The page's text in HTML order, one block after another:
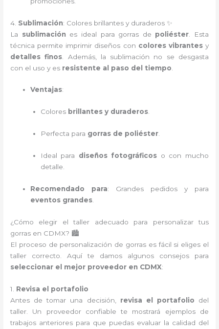
4. Sublimación: Colores brillantes y duraderos ✨
La sublimación es ideal para gorras de poliéster . Esta
técnica permite imprimir diseños con colores vibrantesy
detalles finos . Además, la sublimación no se desgasta
con el uso y es resistente al paso del tiempo
Ventajas:
Colores brillantes y duraderos.
Perfecta para gorras de poliéster.
Ideal para diseños fotográficos o con mucho
detalle.
Recomendado para: Grandes pedidos y para
eventos grandes
¿Cómo elegir el taller adecuado para personalizar tus
gorras en CDMX? 🏙️
El proceso de personalización de gorras es fácil si eliges el
taller correcto. Aquí te damos algunos consejos para
seleccionar el mejor proveedor en CDMX:
1. Revisa el portafolio
Antes de tomar una decisión, revisa el portafolio del
taller. Un proveedor confiable te mostrará ejemplos de
trabajos anteriores para que puedas evaluar la calidad del